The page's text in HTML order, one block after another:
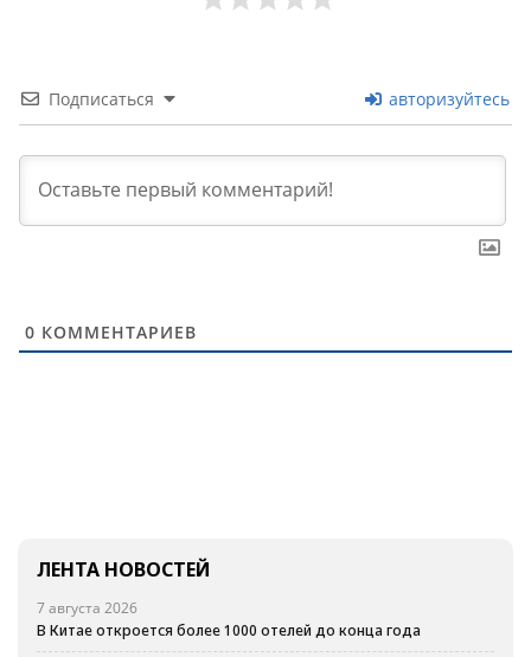
Подписаться авторизуйтесь
0 КОММЕНТАРИЕВ
ЛЕНТА НОВОСТЕЙ
7 августа 2026
В Китае откроется более 1000 отелей до конца года